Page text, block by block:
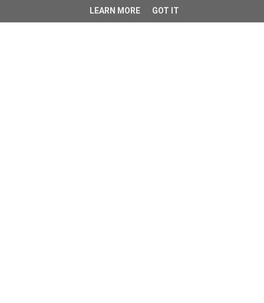
LEARN MORE GOT IT